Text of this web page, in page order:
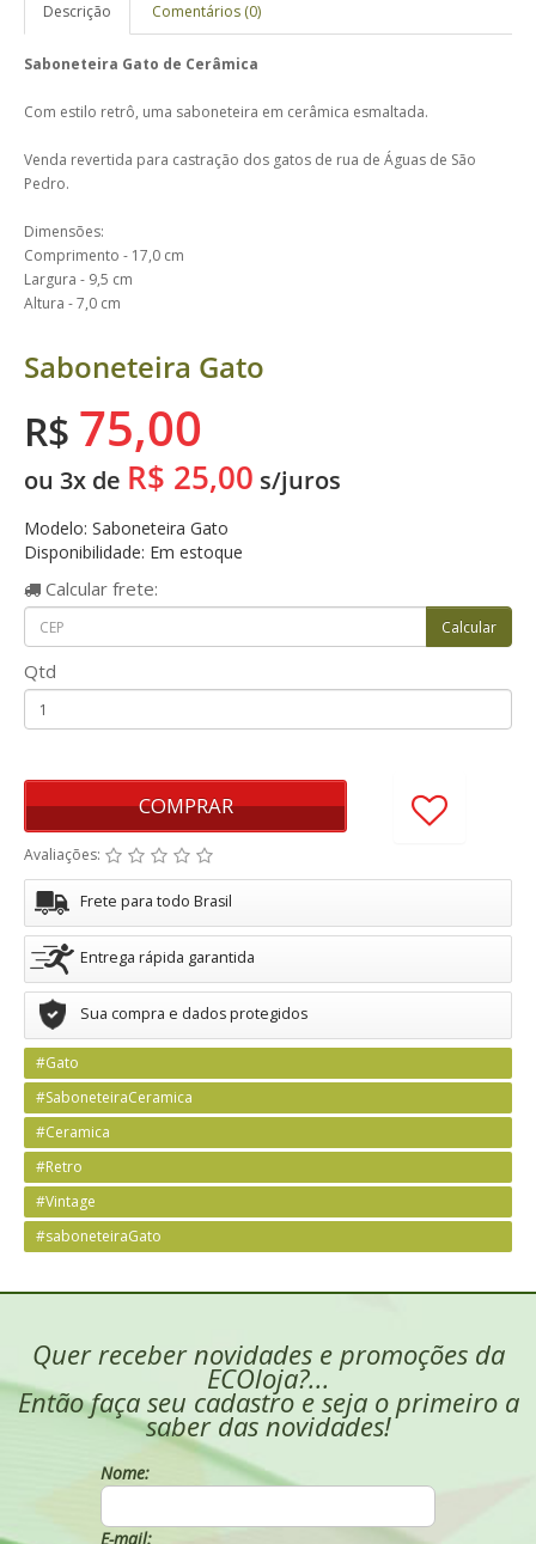
Descrição Comentários (0)
Saboneteira Gato de Cerâmica
Com estilo retrô, uma saboneteira em cerâmica esmaltada.
Venda revertida para castração dos gatos de rua de Águas de São
Pedro.
Dimensões:
Comprimento - 17,0 cm
Largura - 9,5 cm
Altura - 7,0 cm
Saboneteira Gato
R$ 75,00
ou 3x de R$ 25,00 s/juros
Modelo: Saboneteira Gato
Disponibilidade: Em estoque
Calcular frete:
Qtd
COMPRAR
Avaliações:
Frete para todo Brasil
Entrega rápida garantida
Sua compra e dados protegidos
#Gato
#SaboneteiraCeramica
#Ceramica
#Retro
#Vintage
#saboneteiraGato
Quer receber novidades e promoções da
ECOloja?...
Então faça seu cadastro e seja o primeiro a
saber das novidades!
Nome:
E-mail: